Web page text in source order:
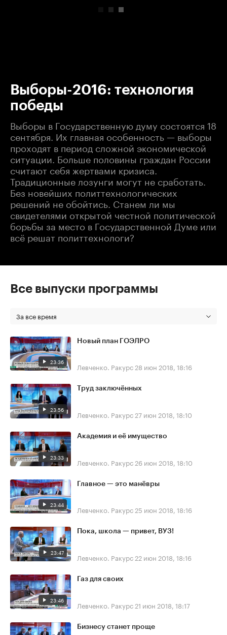
Выборы-2016: технология
победы
Выборы в Государственную думу состоятся 18
сентября. Их главная особенность — выборы
проходят в период сложной экономической
ситуации. Больше половины граждан России
считают себя жертвами кризиса.
Традиционные лозунги могут не сработать.
Без новейших политтехнологических
решений не обойтись. Станем ли мы
свидетелями открытой честной политической
борьбы за место в Государственной Думе или
всё решат политтехнологи?
Все выпуски программы
За все время
23:36
Новый план ГОЭЛРО
Левченко. Ракурс 28 июн 2018, 18:16
23:56
Труд заключённых
Левченко. Ракурс 27 июн 2018, 18:10
23:33
Академия и её имущество
Левченко. Ракурс 26 июн 2018, 18:10
23:44
Главное — это манёвры
Левченко. Ракурс 25 июн 2018, 18:16
23:47
Пока, школа — привет, ВУЗ!
Левченко. Ракурс 22 июн 2018, 18:16
23:46
Газ для своих
Левченко. Ракурс 21 июн 2018, 18:17
Бизнесу станет проще